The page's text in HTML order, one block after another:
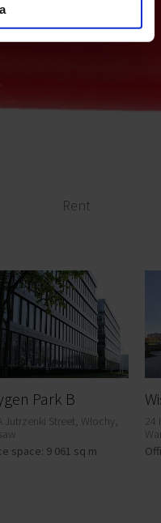
Rent
Park B
Jutrzenki Street, Włochy,
space: 9 061 sq m
24